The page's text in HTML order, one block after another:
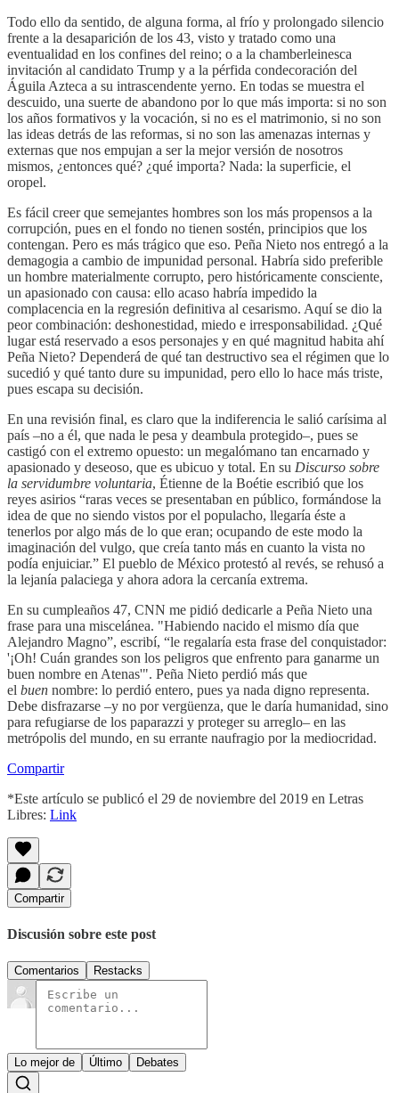
Todo ello da sentido, de alguna forma, al frío y prolongado silencio
frente a la desaparición de los 43, visto y tratado como una
eventualidad en los confines del reino; o a la chamberleinesca
invitación al candidato Trump y a la pérfida condecoración del
Águila Azteca a su intrascendente yerno. En todas se muestra el
descuido, una suerte de abandono por lo que más importa: si no son
los años formativos y la vocación, si no es el matrimonio, si no son
las ideas detrás de las reformas, si no son las amenazas internas y
externas que nos empujan a ser la mejor versión de nosotros
mismos, ¿entonces qué? ¿qué importa? Nada: la superficie, el
oropel.
Es fácil creer que semejantes hombres son los más propensos a la
corrupción, pues en el fondo no tienen sostén, principios que los
contengan. Pero es más trágico que eso. Peña Nieto nos entregó a la
demagogia a cambio de impunidad personal. Habría sido preferible
un hombre materialmente corrupto, pero históricamente consciente,
un apasionado con causa: ello acaso habría impedido la
complacencia en la regresión definitiva al cesarismo. Aquí se dio la
peor combinación: deshonestidad, miedo e irresponsabilidad. ¿Qué
lugar está reservado a esos personajes y en qué magnitud habita ahí
Peña Nieto? Dependerá de qué tan destructivo sea el régimen que lo
sucedió y qué tanto dure su impunidad, pero ello lo hace más triste,
pues escapa su decisión.
En una revisión final, es claro que la indiferencia le salió carísima al
país –no a él, que nada le pesa y deambula protegido–, pues se
castigó con el extremo opuesto: un megalómano tan encarnado y
apasionado y deseoso, que es ubicuo y total. En su Discurso sobre
la servidumbre voluntaria, Étienne de la Boétie escribió que los
reyes asirios “raras veces se presentaban en público, formándose la
idea de que no siendo vistos por el populacho, llegaría éste a
tenerlos por algo más de lo que eran; ocupando de este modo la
imaginación del vulgo, que creía tanto más en cuanto la vista no
podía enjuiciar.” El pueblo de México protestó al revés, se rehusó a
la lejanía palaciega y ahora adora la cercanía extrema.
En su cumpleaños 47, CNN me pidió dedicarle a Peña Nieto una
frase para una miscelánea. "Habiendo nacido el mismo día que
Alejandro Magno”, escribí, “le regalaría esta frase del conquistador:
'¡Oh! Cuán grandes son los peligros que enfrento para ganarme un
buen nombre en Atenas'". Peña Nieto perdió más que
el buen nombre: lo perdió entero, pues ya nada digno representa.
Debe disfrazarse –y no por vergüenza, que le daría humanidad, sino
para refugiarse de los paparazzi y proteger su arreglo– en las
metrópolis del mundo, en su errante naufragio por la mediocridad.
Compartir
*Este artículo se publicó el 29 de noviembre del 2019 en Letras
Libres: Link
Compartir
Discusión sobre este post
Comentarios Restacks
Lo mejor de Último Debates